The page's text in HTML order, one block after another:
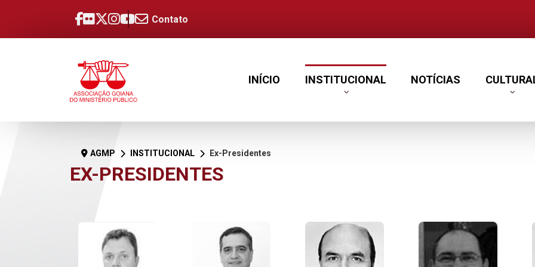
Contato
INÍCIO INSTITUCIONAL NOTÍCIAS
EX-PRESIDENTES
AGMP INSTITUCIONAL Ex-Presidentes